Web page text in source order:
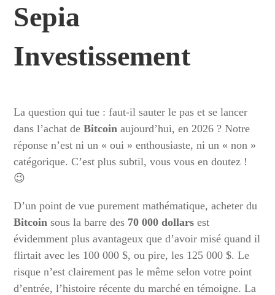
Sepia
Investissement
La question qui tue : faut-il sauter le pas et se lancer
dans l’achat deBitcoin aujourd’hui, en 2026 ? Notre
réponse n’est ni un « oui » enthousiaste, ni un « non »
catégorique. C’est plus subtil, vous vous en doutez !
😉
D’un point de vue purement mathématique, acheter du
Bitcoin sous la barre des 70 000 dollars est
évidemment plus avantageux que d’avoir misé quand il
flirtait avec les 100 000 $, ou pire, les 125 000 $. Le
risque n’est clairement pas le même selon votre point
d’entrée, l’histoire récente du marché en témoigne. La